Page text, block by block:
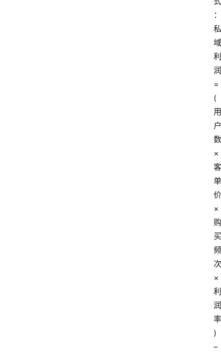
：
私
域
利
润
=
(
用
户
数
×
客
单
价
×
购
买
频
次
×
利
润
率
)
–